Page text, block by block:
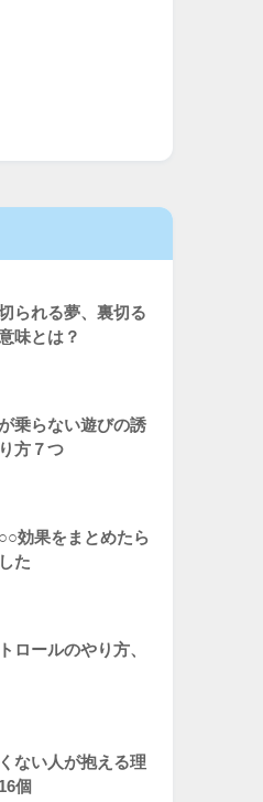
られる夢、裏切る
味とは？
乗らない遊びの誘
方７つ
効果をまとめたら
た
ロールのやり方、
ない人が抱える理
個